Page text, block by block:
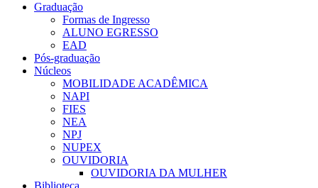
Graduação
Formas de Ingresso
ALUNO EGRESSO
EAD
Pós-graduação
Núcleos
MOBILIDADE ACADÊMICA
NAPI
FIES
NEA
NPJ
NUPEX
OUVIDORIA
OUVIDORIA DA MULHER
Biblioteca